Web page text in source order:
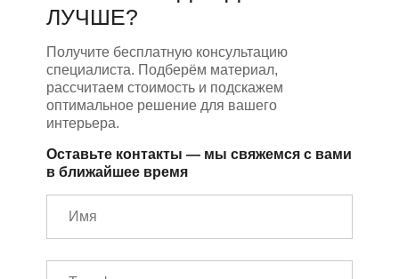
ЛУЧШЕ?
Получите бесплатную консультацию
специалиста. Подберём материал,
рассчитаем стоимость и подскажем
оптимальное решение для вашего
интерьера.
Оставьте контакты — мы свяжемся с вами
в ближайшее время